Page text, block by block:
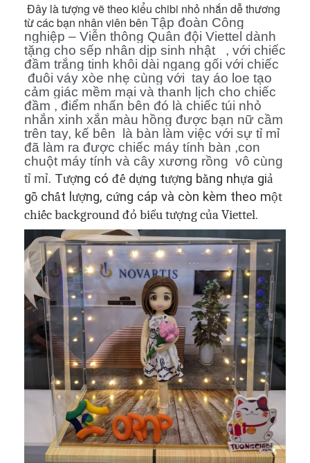
Đây là tượng vẽ theo kiểu chibi nhỏ nhắn dễ thương
từ các bạn nhân viên bên Tập đoàn Công
nghiệp – Viễn thông Quân đội Viettel dành
tặng cho sếp nhân dịp sinh nhật , với chiếc
đầm trắng tinh khôi dài ngang gối với chiếc
đuôi váy xòe nhẹ cùng với tay áo loe tạo
cảm giác mềm mại và thanh lịch cho chiếc
đầm , điểm nhấn bên đó là chiếc túi nhỏ
nhắn xinh xắn màu hồng được bạn nữ cầm
trên tay, kế bên là bàn làm việc với sự tỉ mỉ
đã làm ra được chiếc máy tính bàn ,con
chuột máy tính và cây xương rồng vô cùng
tỉ mỉ. Tượng có đế dựng tượng bằng nhựa giả
gỗ chất lượng, cứng cáp và còn kèm theo một
chiếc background đỏ biểu tượng của Viettel.